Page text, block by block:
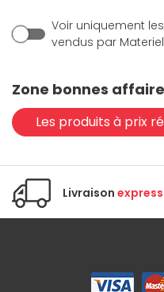
Satechi
Xiaomi
ZENS
Voir uniquement
vendus par
Zone bonnes
Les produits à prix
Livraison express